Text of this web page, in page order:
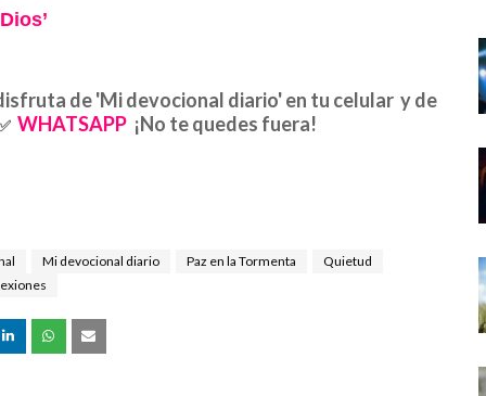
de 'Mi devocional diario' en tu celular y de
WHATSAPP ¡No te quedes fuera!
Mi devocional diario Paz en la Tormenta
Quietud